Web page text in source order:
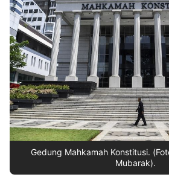
Partner
Insight
NTB
Suara
Time
Lens
IDN
Daily
Jogja
Jalan
Rakyat
Idealita
News
Kita
Notice
Dinamikapost.com
Radar
Baru
Seedbacklink
Follow
Kabarbaru
Gedung Mahkamah Konstitusi.
Mubarak).